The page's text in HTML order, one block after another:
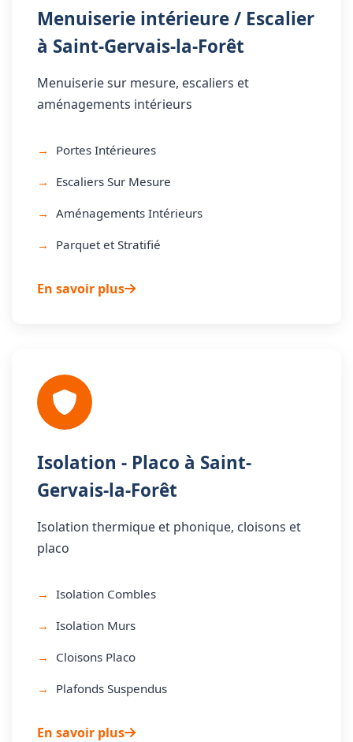
Menuiserie intérieure / Escalier
à Saint-Gervais-la-Forêt
Menuiserie sur mesure, escaliers et
aménagements intérieurs
Portes Intérieures
Escaliers Sur Mesure
Aménagements Intérieurs
Parquet et Stratifié
En savoir plus
Isolation - Placo à Saint-
Gervais-la-Forêt
Isolation thermique et phonique, cloisons et
placo
Isolation Combles
Isolation Murs
Cloisons Placo
Plafonds Suspendus
En savoir plus